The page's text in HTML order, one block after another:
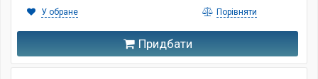
Придбати
У обране Порівняти